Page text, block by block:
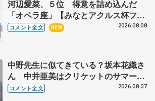
河辺愛菜、５位 得意を詰め込んだ
「オペラ座」【みなとアクルス杯フリ
ー】
コメント全文 NEW 2026.08.08
中野先生に似てきている？坂本花織さ
ん 中井亜美はクリケットのサマーキ
ャンプに 島田麻央はたくさん試合に
コメント全文 2026.08.07